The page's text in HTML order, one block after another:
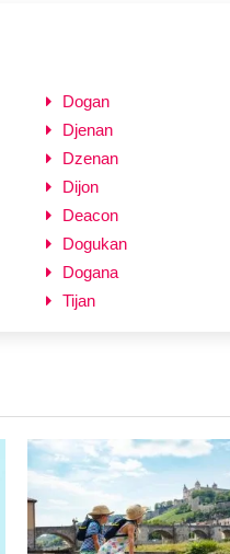
Dogan
Djenan
Dzenan
Dijon
Deacon
Dogukan
Dogana
Tijan